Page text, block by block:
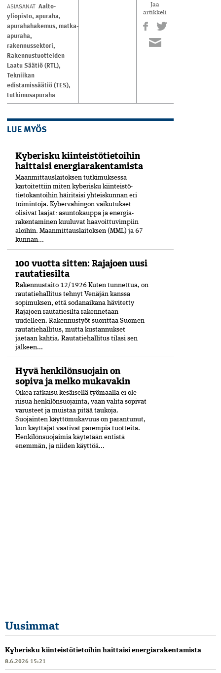
ASIASANAT Aalto-
yliopisto, apuraha,
apurahahakemus, matka-
apuraha,
rakennussektori,
Rakennustuotteiden
Laatu Säätiö (RTL),
Tekniikan
edistamissäätiö (TES),
tutkimusapuraha
Jaa
artikkeli
LUE MYÖS
Kyberisku kiinteistötietoihin
haittaisi energiarakentamista
Maanmittauslaitoksen tutkimuksessa
kartoitettiin miten kyberisku kiinteistö­
tietokantoihin häiritsisi yhteiskunnan eri
toimintoja. Kyber­vahingon vaikutukset
olisivat laajat: asuntokauppa ja energia­
rakentaminen kuuluvat haavoittuvimpiin
aloihin. Maanmittauslaitoksen (MML) ja 67
kunnan...
100 vuotta sitten: Rajajoen uusi
rautatiesilta
Rakennustaito 12/1926 Kuten tunnettua, on
rautatiehallitus tehnyt Venäjän kanssa
sopimuksen, että sodanaikana hävitetty
Rajajoen rautatiesilta rakennetaan
uudelleen. Rakennustyöt suorittaa Suomen
rautatiehallitus, mutta kustannukset
jaetaan kahtia. Rautatiehallitus tilasi sen
jälkeen...
Hyvä henkilönsuojain on
sopiva ja melko mukavakin
Oikea ratkaisu kesäisellä työmaalla ei ole
riisua henkilönsuojainta, vaan valita sopivat
varusteet ja muistaa pitää taukoja.
Suojainten käyttömukavuus on parantunut,
kun käyttäjät vaativat parempia tuotteita.
Henkilönsuojaimia käytetään entistä
enemmän, ja niiden käyttöä...
Uusimmat
Kyberisku kiinteistötietoihin haittaisi energiarakentamista
8.6.2026 15:21